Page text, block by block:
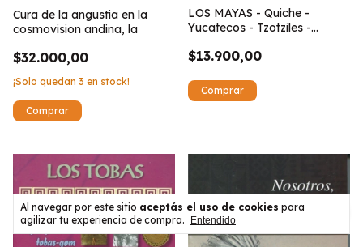
Al navegar por este sitio aceptás el uso de cookies para
agilizar tu experiencia de compra.
Entendido
Cura de la angustia en la
cosmovision andina, la
$32.000,00
¡Solo quedan 3 en stock!
LOS MAYAS - Quiche -
Yucatecos - Tzotziles -
lacandones
$13.900,00